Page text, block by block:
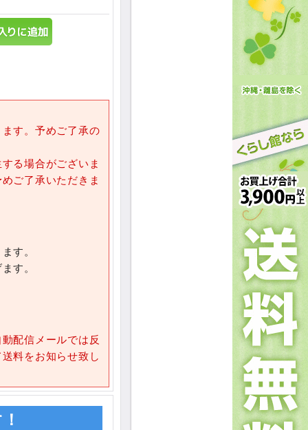
す。予めご了承の
る場合がございま
ご了承いただきま
す。
す。
配信メールでは反
料をお知らせ致し